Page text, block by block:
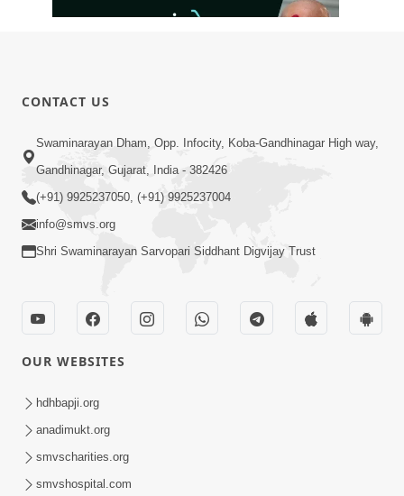
1:00
મહારાજમાં પ્રેમ કરવા માટે 2 મિનિટ મહારાજ
સાથે વાતો કરો - નિકટતા વધશે | SMVS
Spiritual Journey
મહેરબાની કરીને આટલું કરજો; અમને બહુ દુ:ખ
થાય છે... | SMVS Spiritual Journey |
Swaminarayan
CONTACT US
Swaminarayan Dham, Opp. Infocity, Koba-Gandhinagar High way,
Gandhinagar, Gujarat, India - 382426
(+91) 9925237050, (+91) 9925237004
info@smvs.org
Shri Swaminarayan Sarvopari Siddhant Digvijay Trust
OUR WEBSITES
hdhbapji.org
anadimukt.org
smvscharities.org
smvshospital.com